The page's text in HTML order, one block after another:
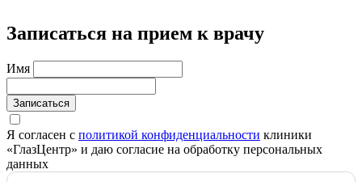
Записаться на прием к врачу
Имя
Записаться
Я согласен с политикой конфиденциальности клиники
«ГлазЦентр» и даю согласие на обработку персональных
данных